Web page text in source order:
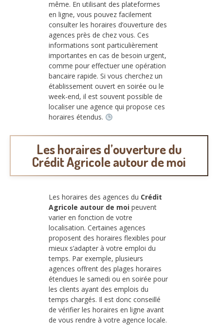
même. En utilisant des plateformes
en ligne, vous pouvez facilement
consulter les horaires d’ouverture des
agences près de chez vous. Ces
informations sont particulièrement
importantes en cas de besoin urgent,
comme pour effectuer une opération
bancaire rapide. Si vous cherchez un
établissement ouvert en soirée ou le
week-end, il est souvent possible de
localiser une agence qui propose ces
horaires étendus.
Les horaires d’ouverture du
Crédit Agricole autour de moi
Les horaires des agences du Crédit
Agricole autour de moi peuvent
varier en fonction de votre
localisation. Certaines agences
proposent des horaires flexibles pour
mieux s’adapter à votre emploi du
temps. Par exemple, plusieurs
agences offrent des plages horaires
étendues le samedi ou en soirée pour
les clients ayant des emplois du
temps chargés. Il est donc conseillé
de vérifier les horaires en ligne avant
de vous rendre à votre agence locale.